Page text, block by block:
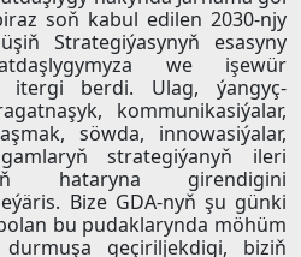
soň kabul edilen 2030-njy
Strategiýasynyň esasyny
we işewür
itergi berdi. Ulag, ýangyç-
kommunikasiýalar,
söwda, innowasiýalar,
strategiýanyň ileri
hataryna girendigini
Bize GDA-nyň şu günki
bu pudaklarynda möhüm
geçiriljekdigi, biziň